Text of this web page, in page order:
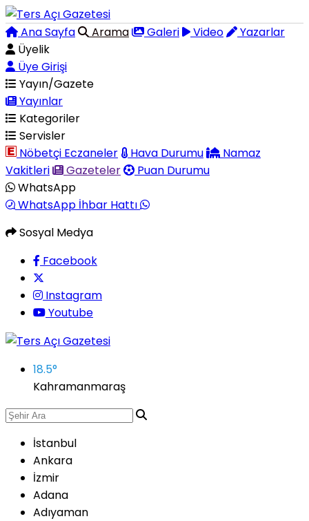
Ana Sayfa Arama Galeri Video
Yazarlar
Üyelik
Üye Girişi
Yayın/Gazete
Yayınlar
Kategoriler
Servisler
Nöbetçi Eczaneler
Hava Durumu
Namaz
Vakitleri
Gazeteler
Puan Durumu
WhatsApp
WhatsApp İhbar Hattı
Sosyal Medya
Facebook
Instagram
Youtube
18.5°
Kahramanmaraş
İstanbul
Ankara
İzmir
Adana
Adıyaman